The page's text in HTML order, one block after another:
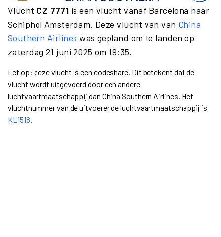
Vlucht CZ 7771 is een vlucht vanaf Barcelona naar
Schiphol Amsterdam. Deze vlucht van van China
Southern Airlines was gepland om te landen op
zaterdag 21 juni 2025 om 19:35.
Let op: deze vlucht is een codeshare. Dit betekent dat de
vlucht wordt uitgevoerd door een andere
luchtvaartmaatschappij dan China Southern Airlines. Het
vluchtnummer van de uitvoerende luchtvaartmaatschappij is
KL1518.